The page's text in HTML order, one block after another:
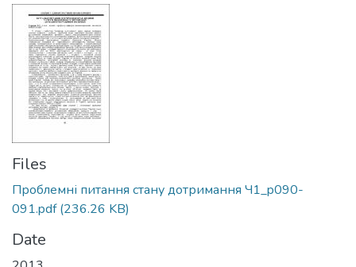
Files
Проблемні питання стану дотримання Ч1_p090-
091.pdf(236.26 KB)
Date